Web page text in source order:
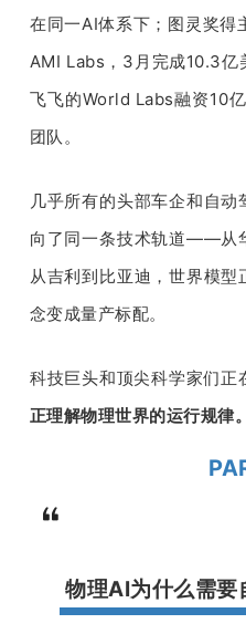
在同一AI体系下；图灵奖
AMI Labs，3月完成10.3亿
飞飞的World Labs融资10
团队。
几乎所有的头部车企和自
向了同一条技术轨道——从
从吉利到比亚迪，世界模
念变成量产标配。
科技巨头和顶尖科学家们正
正理解物理世界的运行规律。
物理AI为什么需要